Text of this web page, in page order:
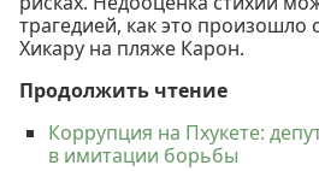
трагедией, как это произошло
Хикару на пляже Карон.
Продолжить чтение
Коррупция на Пхукете:
в имитации борьбы